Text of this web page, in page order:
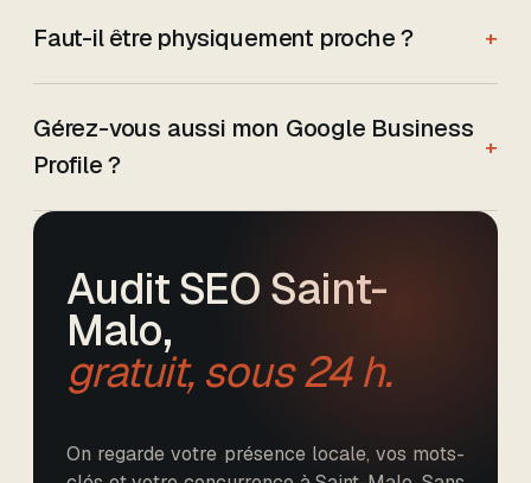
Faut-il être physiquement proche ? +
Gérez-vous aussi mon Google Business
Profile ?
+
Audit SEO Saint-
Malo,
gratuit, sous 24 h.
On regarde votre présence locale, vos mots-